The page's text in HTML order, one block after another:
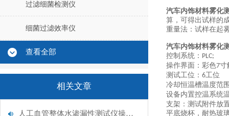
过滤细菌检测仪
细菌过滤效率仪
查看全部
相关文章
人工血管整体水渗漏性测试仪操作中最容易出错的步骤
汽车内饰材料雾化
算，可得出试样的
重量法：试样在起
汽车内饰材料雾化
控制系统： PLC;
操作界面：彩色7寸
测试工位： 6工位
冷却恒温槽温度范
设备内置控温系统
支架：测试附件放
平底烧杯，耐热玻